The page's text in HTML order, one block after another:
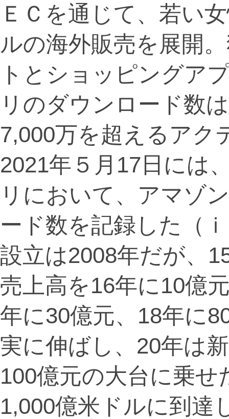
ＥＣを通じて、若い
ルの海外販売を展開
トとショッピングア
リのダウンロード数
7,000万を超えるアク
2021年５月17日には
リにおいて、アマゾ
ード数を記録した（
設立は2008年だが、
売上高を16年に10億
年に30億元、18年に
実に伸ばし、20年は
100億元の大台に乗
1,000億米ドルに到達